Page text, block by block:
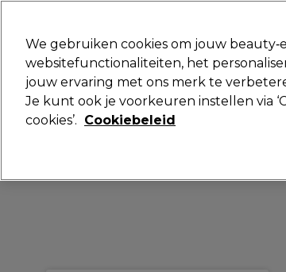
Merken Deals
Volgende dag geleverd*
We gebruiken cookies om jouw
websitefunctionaliteiten, het
jouw ervaring met ons merk te
Je kunt ook je voorkeuren instellen via
cookies’. Cookiebeleid